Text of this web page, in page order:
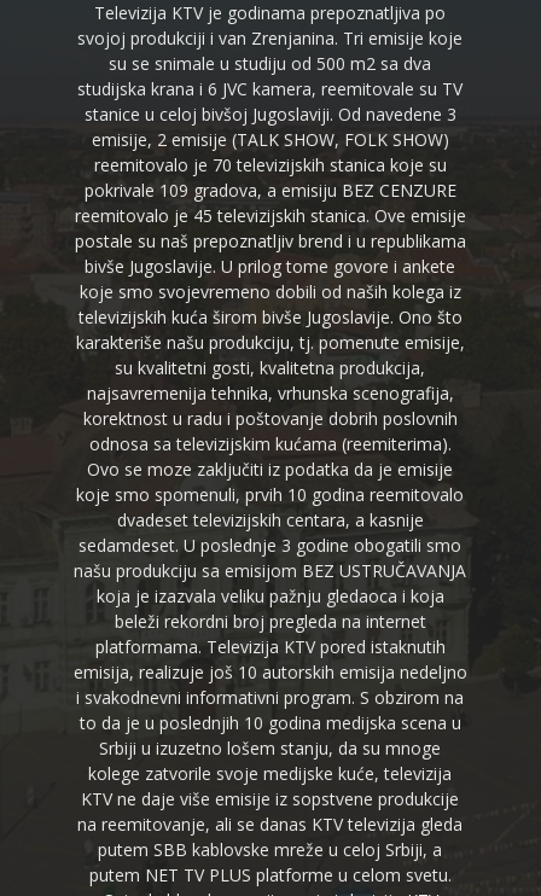
Televizija KTV je godinama prepoznatljiva po
svojoj produkciji i van Zrenjanina. Tri emisije koje
su se snimale u studiju od 500 m2 sa dva
studijska krana i 6 JVC kamera, reemitovale su TV
stanice u celoj bivšoj Jugoslaviji. Od navedene 3
emisije, 2 emisije (TALK SHOW, FOLK SHOW)
reemitovalo je 70 televizijskih stanica koje su
pokrivale 109 gradova, a emisiju BEZ CENZURE
reemitovalo je 45 televizijskih stanica. Ove emisije
postale su naš prepoznatljiv brend i u republikama
bivše Jugoslavije. U prilog tome govore i ankete
koje smo svojevremeno dobili od naših kolega iz
televizijskih kuća širom bivše Jugoslavije. Ono što
karakteriše našu produkciju, tj. pomenute emisije,
su kvalitetni gosti, kvalitetna produkcija,
najsavremenija tehnika, vrhunska scenografija,
korektnost u radu i poštovanje dobrih poslovnih
odnosa sa televizijskim kućama (reemiterima).
Ovo se moze zaključiti iz podatka da je emisije
koje smo spomenuli, prvih 10 godina reemitovalo
dvadeset televizijskih centara, a kasnije
sedamdeset. U poslednje 3 godine obogatili smo
našu produkciju sa emisijom BEZ USTRUČAVANJA
koja je izazvala veliku pažnju gledaoca i koja
beleži rekordni broj pregleda na internet
platformama. Televizija KTV pored istaknutih
emisija, realizuje još 10 autorskih emisija nedeljno
i svakodnevni informativni program. S obzirom na
to da je u poslednjih 10 godina medijska scena u
Srbiji u izuzetno lošem stanju, da su mnoge
kolege zatvorile svoje medijske kuće, televizija
KTV ne daje više emisije iz sopstvene produkcije
na reemitovanje, ali se danas KTV televizija gleda
putem SBB kablovske mreže u celoj Srbiji, a
putem NET TV PLUS platforme u celom svetu.